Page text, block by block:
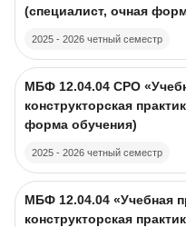
(специалист, очная
2025 - 2026 четный семестр
Course image
Course name
МБФ 12.04.04 CPO
конструкторская
форма обучения)
2025 - 2026 четный семестр
Course image
Course name
МБФ 12.04.04 «Учебная
конструкторская